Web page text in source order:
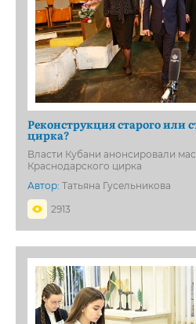
Реконструкция старого или
цирка?
Власти Кубани анонсировали
Краснодарского цирка
Автор: Татьяна Гусельникова
2913